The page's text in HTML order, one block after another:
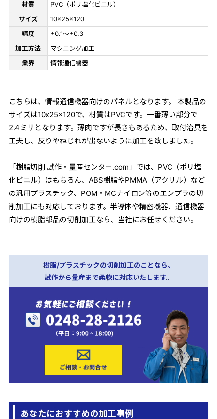
材質
PVC（ポリ塩化ビニル）
サイズ
10×25×120
精度
±0.1～±0.3
加工方法
マシニング加工
業界
情報通信機器
こちらは、情報通信機器向けのパネルとなります。 本製品の
サイズは10x25x120で、材質はPVCです。一番薄い部分で
2.4ミリとなります。薄肉ですが長さもあるため、取付治具を
工夫し、反りやねじれが出ないように加工を致しました。
「樹脂切削 試作・量産センター.com」では、PVC（ポリ塩
化ビニル）はもちろん、ABS樹脂やPMMA（アクリル）など
の汎用プラスチック、POM・MCナイロン等のエンプラの切
削加工にも対応しております。半導体や精密機器、通信機器
向けの樹脂部品の切削加工なら、当社にお任せください。
樹脂/プラスチックの切削加工のことなら、
試作から量産まで柔軟に対応いたします。
あなたにおすすめの加工事例